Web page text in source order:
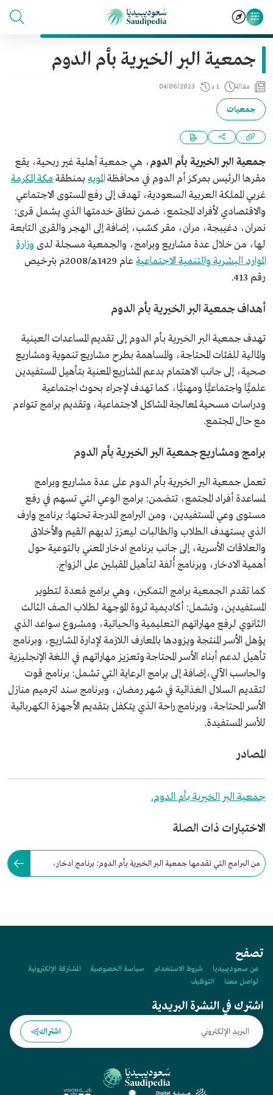
جمعية البر الخيرية بأم الدوم
مقالة 1 د 04/06/2023
جمعيات
جمعية البر الخيرية بأم الدوم، هي جمعية أهلية غير ربحية، يقع
مقرها الرئيس بمركز أم الدوم في محافظةالمويه بمنطقة مكة المكرمة
غربي المملكة العربية السعودية، تهدف إلى رفع المستوى الاجتماعي
والاقتصادي لأفراد المجتمع، ضمن نطاق خدمتها الذي يشمل قرى:
نمران، دغيبجة، مران، مقر كشب، إضافة إلى الهجر والقرى التابعة
لها، من خلال عدة مشاريع وبرامج، والجمعية مسجلة لدى وزارة
الموارد البشرية والتنمية الاجتماعية
عام 1429هـ/2008م بترخيص
رقم 413.
أهداف جمعية البر الخيرية بأم الدوم
تهدف جمعية البر الخيرية بأم الدوم إلى تقديم المساعدات العينية
والمالية للفئات المحتاجة، والمساهمة بطرح مشاريع تنموية ومشاريع
صحية، إلى جانب الاهتمام بدعم المشاريع المعنية بتأهيل المستفيدين
علميًّا واجتماعيًّا ومهنيًّا، كما تهدف لإجراء بحوث اجتماعية
ودراسات مسحية لمعالجة المشاكل الاجتماعية، وتقديم برامج تتواءم
مع حال المجتمع.
برامج ومشاريع جمعية البر الخيرية بأم الدوم
تعمل جمعية البر الخيرية بأم الدوم على عدة مشاريع وبرامج
لمساعدة أفراد المجتمع، تتضمن: برامج الوعي التي تسهم في رفع
مستوى وعي المستفيدين، ومن البرامج المدرجة تحتها: برنامج وارف
الذي يستهدف الطلاب والطالبات ليعزز لديهم القيم والأخلاق
والعلاقات الأسرية، إلى جانب برنامج ادخار المعني بالتوعية حول
أهمية الادخار، وبرنامج أُلفة لتأهيل المقبلين على الزواج.
كما تقدم الجمعية برامج التمكين، وهي برامج مُعدة لتطوير
المستفيدين، وتشمل: أكاديمية ثروة الموجهة لطلاب الصف الثالث
الثانوي لرفع مهاراتهم التعليمية والحياتية، ومشروع سواعد الذي
يؤهل الأسر المنتجة ويزودها بالمعارف اللازمة لإدارة المشاريع، وبرنامج
تأهيل لدعم أبناء الأسر المحتاجة وتعزيز مهاراتهم في اللغة الإنجليزية
والحاسب الآلي،إضافة إلى برامج الرعاية التي تشمل: برنامج قوت
لتقديم السلال الغذائية في شهر رمضان، وبرنامج سند لترميم منازل
الأسر المحتاجة، وبرنامج راحة الذي يتكفل بتقديم الأجهزة الكهربائية
للأسر المستفيدة.
المصادر
جمعية البر الخيرية بأم الدوم.
الاختبارات ذات الصلة
من البرامج التي تقدمها جمعية البر الخيرية بأم الدوم: برنامج ادخار،
تصفح
عن سعوديبيديا شروط الاستخدام سياسة الخصوصية
المشاركة الإلكترونية
تواصل معنا
التوظيف
اشترك في النشرة البريدية
اشتراك